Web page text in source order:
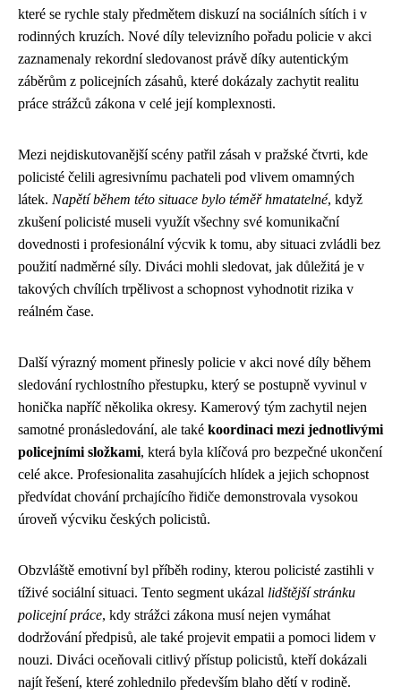
které se rychle staly předmětem diskuzí na sociálních sítích i v
rodinných kruzích. Nové díly televizního pořadu policie v akci
zaznamenaly rekordní sledovanost právě díky autentickým
záběrům z policejních zásahů, které dokázaly zachytit realitu
práce strážců zákona v celé její komplexnosti.
Mezi nejdiskutovanější scény patřil zásah v pražské čtvrti, kde
policisté čelili agresivnímu pachateli pod vlivem omamných
látek. Napětí během této situace bylo téměř hmatatelné, když
zkušení policisté museli využít všechny své komunikační
dovednosti i profesionální výcvik k tomu, aby situaci zvládli bez
použití nadměrné síly. Diváci mohli sledovat, jak důležitá je v
takových chvílích trpělivost a schopnost vyhodnotit rizika v
reálném čase.
Další výrazný moment přinesly policie v akci nové díly během
sledování rychlostního přestupku, který se postupně vyvinul v
honička napříč několika okresy. Kamerový tým zachytil nejen
samotné pronásledování, ale také koordinaci mezi jednotlivými
policejními složkami, která byla klíčová pro bezpečné ukončení
celé akce. Profesionalita zasahujících hlídek a jejich schopnost
předvídat chování prchajícího řidiče demonstrovala vysokou
úroveň výcviku českých policistů.
Obzvláště emotivní byl příběh rodiny, kterou policisté zastihli v
tíživé sociální situaci. Tento segment ukázal lidštější stránku
policejní práce, kdy strážci zákona musí nejen vymáhat
dodržování předpisů, ale také projevit empatii a pomoci lidem v
nouzi. Diváci oceňovali citlivý přístup policistů, kteří dokázali
najít řešení, které zohlednilo především blaho dětí v rodině.